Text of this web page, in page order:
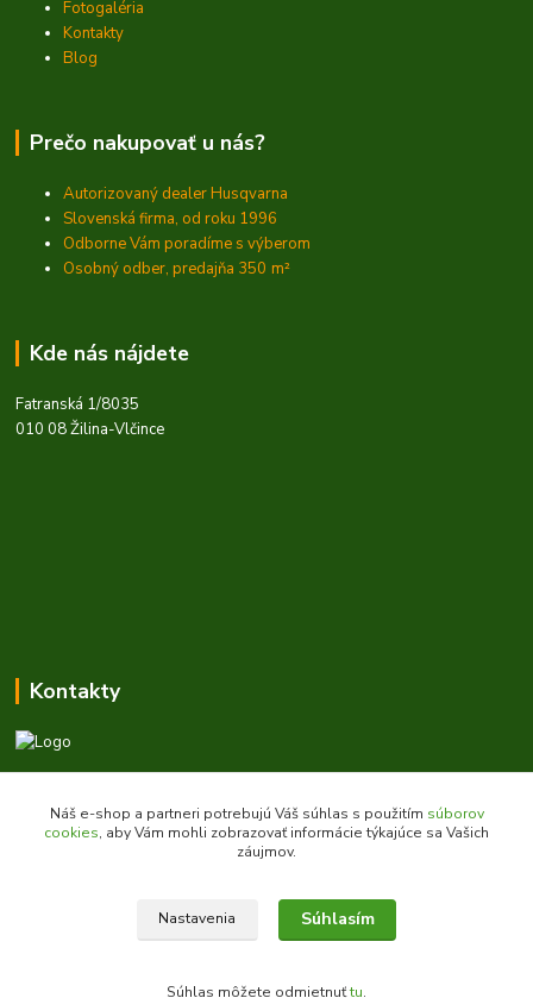
Fotogaléria
Kontakty
Blog
Prečo nakupovať u nás?
Autorizovaný dealer Husqvarna
Slovenská firma, od roku 1996
Odborne Vám poradíme s výberom
Osobný odber, predajňa 350 m²
Kde nás nájdete
Fatranská 1/8035
010 08 Žilina-Vlčince
Kontakty
+421 903 707 668
(Po-Pia, 8-16 hod.)
Náš e-shop a partneri potrebujú Váš súhlas s použitím súborov
cookies, aby Vám mohli zobrazovať informácie týkajúce sa Vašich
záujmov.
Nastavenia Súhlasím
Súhlas môžete odmietnuťtu.